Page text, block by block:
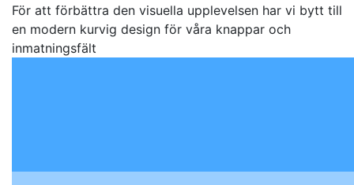
För att förbättra den visuella upplevelsen har vi bytt till
en modern kurvig design för våra knappar och
inmatningsfält